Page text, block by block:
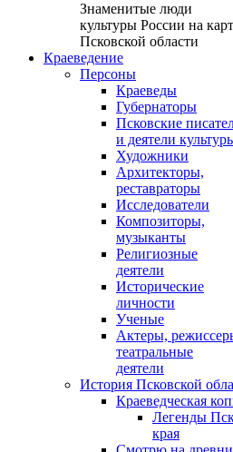
Знаменитые люди
культуры России на
Псковской области
Краеведение
Персоны
Краеведы
Губернаторы
Псковские
и деятели
Художники
Архитекторы,
реставраторы
Исследователи
Композиторы,
музыканты
Религиозные
деятели
Исторические
личности
Ученые
Актеры,
театральные
деятели
История Псковской
Краеведческая
Легенды
края